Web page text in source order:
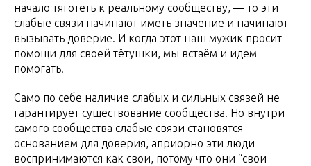
начало тяготеть к реальному сообществу, — то эти
слабые связи начинают иметь значение и начинают
вызывать доверие. И когда этот наш мужик просит
помощи для своей тётушки, мы встаём и идем
помогать.
Само по себе наличие слабых и сильных связей не
гарантирует существование сообщества. Но внутри
самого сообщества слабые связи становятся
основанием для доверия, априорно эти люди
воспринимаются как свои, потому что они “свои